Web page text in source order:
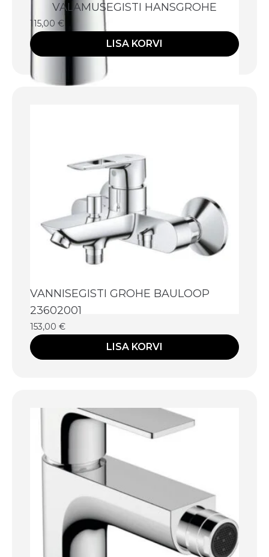
VALAMUSEGISTI HANSGROHE
115,00 €
LISA KORVI
VANNISEGISTI GROHE BAULOOP
23602001
153,00 €
LISA KORVI